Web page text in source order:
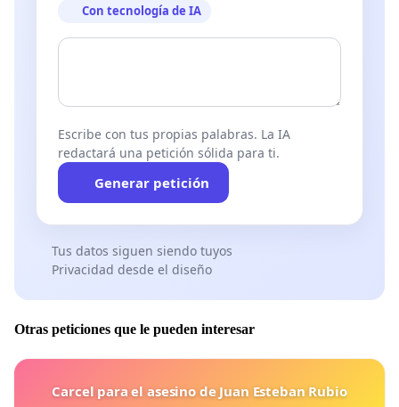
Con tecnología de IA
Escribe con tus propias palabras. La IA
redactará una petición sólida para ti.
Generar petición
Tus datos siguen siendo tuyos
Privacidad desde el diseño
Otras peticiones que le pueden interesar
Carcel para el asesino de Juan Esteban Rubio